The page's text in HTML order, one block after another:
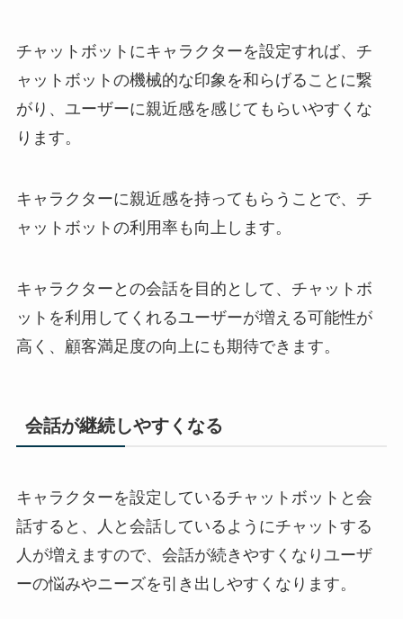
チャットボットにキャラクターを設定すれば、チ
ャットボットの機械的な印象を和らげることに繋
がり、ユーザーに親近感を感じてもらいやすくな
ります。
キャラクターに親近感を持ってもらうことで、チ
ャットボットの利用率も向上します。
キャラクターとの会話を目的として、チャットボ
ットを利用してくれるユーザーが増える可能性が
高く、顧客満足度の向上にも期待できます。
会話が継続しやすくなる
キャラクターを設定しているチャットボットと会
話すると、人と会話しているようにチャットする
人が増えますので、会話が続きやすくなりユーザ
ーの悩みやニーズを引き出しやすくなります。